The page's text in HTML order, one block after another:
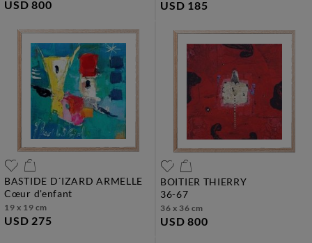
USD 800 USD 185
BASTIDE D´IZARD ARMELLE
cœur d'enfant
19 x 19 cm
USD 275
BOITIER THIERRY
36-67
36 x 36 cm
USD 800